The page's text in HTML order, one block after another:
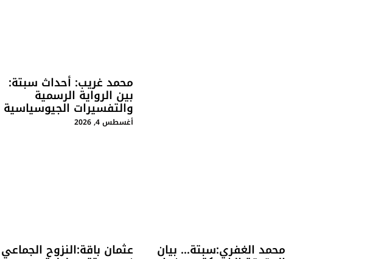
محمد غريب: أحداث سبتة:
بين الرواية الرسمية
والتفسيرات الجيوسياسية
أغسطس 4, 2026
محمد الغفري:سبتة… بيان عثمان باقة:النزوح الجماعي